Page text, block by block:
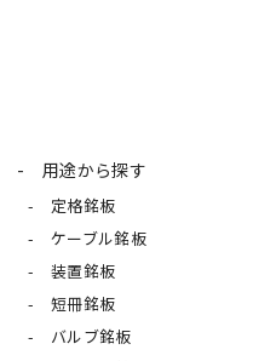
用途から探す
定格銘板
ケーブル銘板
装置銘板
短冊銘板
バルブ銘板